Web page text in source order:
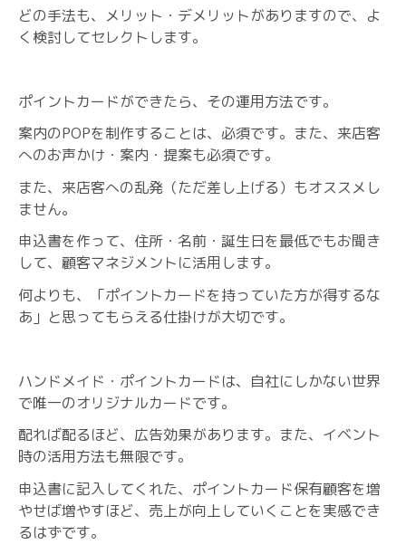
どの手法も、メリット・デメリットがありますので、よ
く検討してセレクトします。
ポイントカードができたら、その運用方法です。
案内のPOPを制作することは、必須です。また、来店客
へのお声かけ・案内・提案も必須です。
また、来店客への乱発（ただ差し上げる）もオススメし
ません。
申込書を作って、住所・名前・誕生日を最低でもお聞き
して、顧客マネジメントに活用します。
何よりも、「ポイントカードを持っていた方が得するな
あ」と思ってもらえる仕掛けが大切です。
ハンドメイド・ポイントカードは、自社にしかない世界
で唯一のオリジナルカードです。
配れば配るほど、広告効果があります。また、イベント
時の活用方法も無限です。
申込書に記入してくれた、ポイントカード保有顧客を増
やせば増やすほど、売上が向上していくことを実感でき
るはずです。